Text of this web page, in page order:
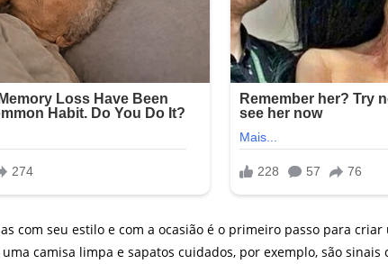
com seu estilo e com a ocasião é o primeiro passo para
camisa limpa e sapatos cuidados, por exemplo, são sinais